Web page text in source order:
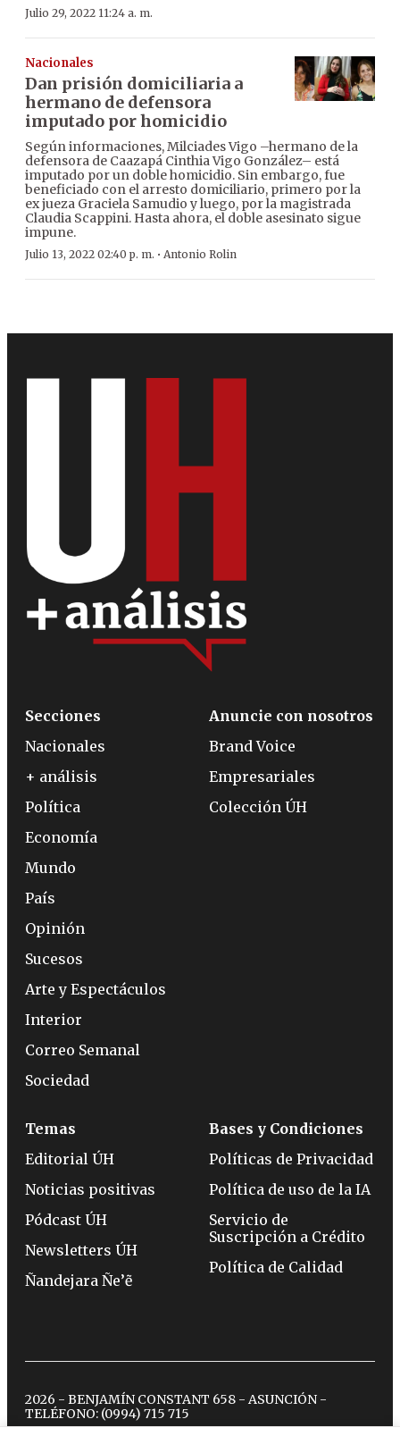
Julio 29, 2022 11:24 a. m.
Nacionales
Dan prisión domiciliaria a
hermano de defensora
imputado por homicidio
Según informaciones, Milciades Vigo –hermano de la
defensora de Caazapá Cinthia Vigo González– está
imputado por un doble homicidio. Sin embargo, fue
beneficiado con el arresto domiciliario, primero por la
ex jueza Graciela Samudio y luego, por la magistrada
Claudia Scappini. Hasta ahora, el doble asesinato sigue
impune.
Julio 13, 2022 02:40 p. m. · Antonio Rolin
Secciones
Nacionales
+ análisis
Política
Economía
Mundo
País
Opinión
Sucesos
Arte y Espectáculos
Interior
Correo Semanal
Sociedad
Anuncie con nosotros
Brand Voice
Empresariales
Colección ÚH
Temas
Editorial ÚH
Noticias positivas
Pódcast ÚH
Newsletters ÚH
Ñandejara Ñe’ẽ
Bases y Condiciones
Políticas de Privacidad
Política de uso de la IA
Servicio de
Suscripción a Crédito
Política de Calidad
2026 - BENJAMÍN CONSTANT 658 - ASUNCIÓN -
TELÉFONO: (0994) 715 715